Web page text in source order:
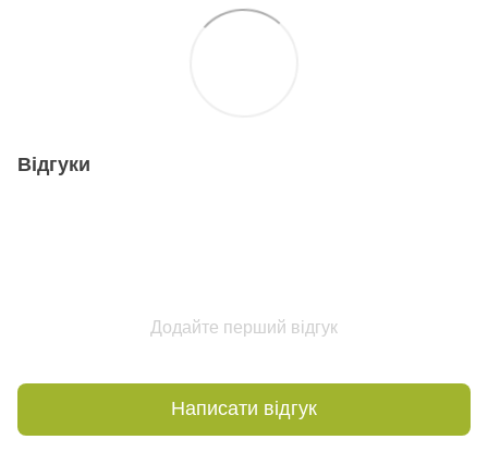
Відгуки
Додайте перший відгук
Написати відгук